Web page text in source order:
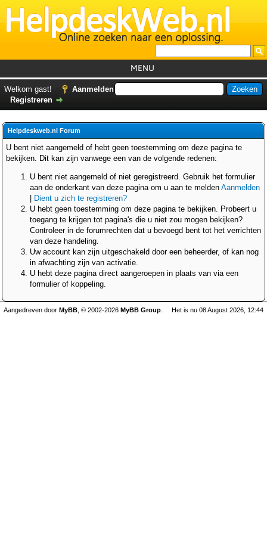
MENU
Helpdesks
Forum
Welkom gast!
Aanmelden
Registreren
Helpdeskweb.nl Forum
U bent niet aangemeld of hebt geen toestemming om deze pagina te
bekijken. Dit kan zijn vanwege een van de volgende redenen:
U bent niet aangemeld of niet geregistreerd. Gebruik het formulier
aan de onderkant van deze pagina om u aan te melden Aanmelden
Dient u zich te registreren?
U hebt geen toestemming om deze pagina te bekijken. Probeert u
toegang te krijgen tot pagina's die u niet zou mogen bekijken?
Controleer in de forumrechten dat u bevoegd bent tot het verrichten
van deze handeling.
Uw account kan zijn uitgeschakeld door een beheerder, of kan nog
in afwachting zijn van activatie.
U hebt deze pagina direct aangeroepen in plaats van via een
formulier of koppeling.
Het is nu 08 August 2026, 12:44
Aangedreven door MyBB , © 2002-2026 MyBB Group